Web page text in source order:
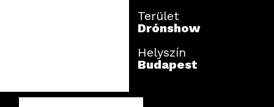
Terület
Drónshow
Helyszín
Budapest